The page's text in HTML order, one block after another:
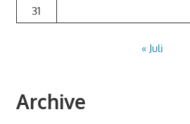
31
« Juli
Archive